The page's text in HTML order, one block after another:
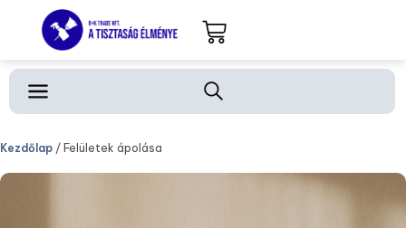
Kezdőlap / Felületek ápolása